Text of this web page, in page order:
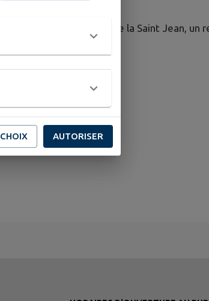
pot au feu, les feux de la Saint Jean, un
AUTORISER